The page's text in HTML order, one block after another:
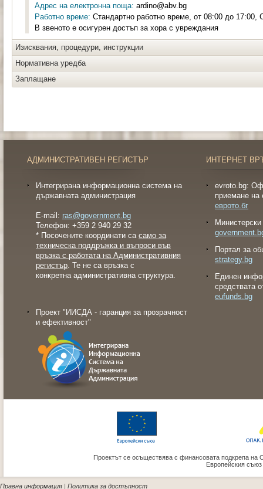
Адрес на електронна поща: ardino@abv.bg
Работно време: Стандартно работно време, от 08:00 до 17:00,
В звеното е осигурен достъп за хора с увреждания
Изисквания, процедури, инструкции
Нормативна уредба
Заплащане
АДМИНИСТРАТИВЕН РЕГИСТЪР
Интегрирана информационна система на
държавната администрация
E-mail: ras@government.bg
Телефон: +359 2 940 29 32
* Посочените координати са само за
техническа поддръжка и въпроси във
връзка с работата на Административния
регистър. Те не са връзка с
конкретна административна структура.
Проект "ИИСДА - гаранция за прозрачност
и ефективност"
ИНТЕРНЕТ
evroto.bg:
приемане на
еврото.бг
Портал за
strategy.bg
Eдинен
средствата
eufunds.bg
Проектът се осъществява с финансовата подкрепа на
Европейския
Правна информация | Политика за достъпност